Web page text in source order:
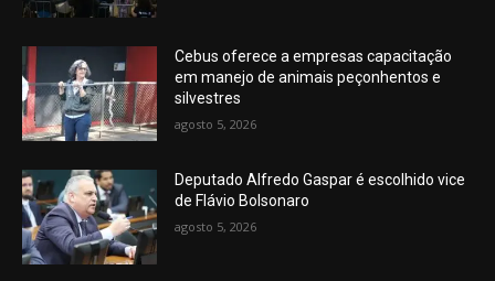
Cebus oferece a empresas capacitação
em manejo de animais peçonhentos e
silvestres
agosto 5, 2026
Deputado Alfredo Gaspar é escolhido vice
de Flávio Bolsonaro
agosto 5, 2026